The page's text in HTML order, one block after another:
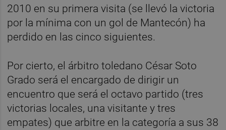
2010 en su primera visita (se llevó la victoria
por la mínima con un gol de Mantecón) ha
perdido en las cinco siguientes.
Por cierto, el árbitro toledano César Soto
Grado será el encargado de dirigir un
encuentro que será el octavo partido (tres
victorias locales, una visitante y tres
empates) que arbitre en la categoría a sus 38